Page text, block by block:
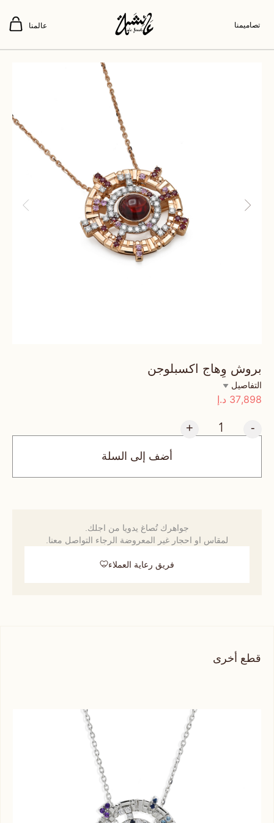
تصاميمنا عالمنا
بروش وِهاج اكسبلوجن
التفاصيل
37,898 د.إ
-
+
أضف إلى السلة
جواهرك تُصاغ يدويا من اجلك.
لمقاس او احجار غير المعروضة الرجاء التواصل معنا.
فريق رعاية العملاء
قطع أخرى